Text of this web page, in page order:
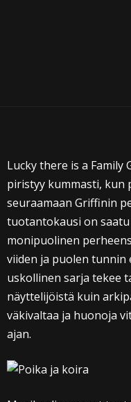
Lucky there is a Family
piristyy kummasti, kun
seuraamaan Griffinin
tuotantokausi on saatu
monipuolinen
viiden ja puolen tunnin
uskollinen sarja tekee
näyttelijöistä kuin
väkivaltaa ja huonoja
ajan.